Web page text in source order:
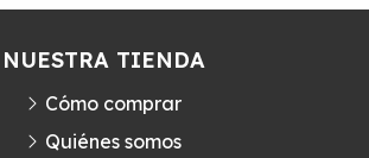
NUESTRA TIENDA
Cómo comprar
Quiénes somos